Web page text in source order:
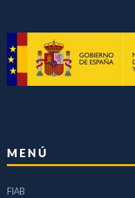
MENÚ
FIAB